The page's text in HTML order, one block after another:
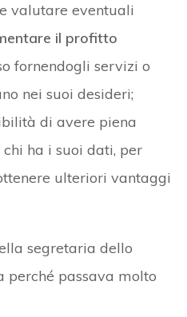
e valutare eventuali
il profitto
fornendogli servizi o
nei suoi desideri;
di avere piena
ha i suoi dati, per
ulteriori vantaggi
segretaria dello
perché passava molto